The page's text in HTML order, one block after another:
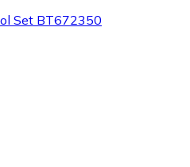
Set BT672350